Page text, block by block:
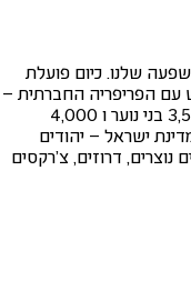
שלנו. כיום פועלת
עם דגש עם הפריפריה החברתית –
גאוגרפית בתוכניות העמותה משתתפים כ-3,500 בני נוער ו 4,000
ישראל – יהודים
נוצרים, דרוזים, צ'רקסים